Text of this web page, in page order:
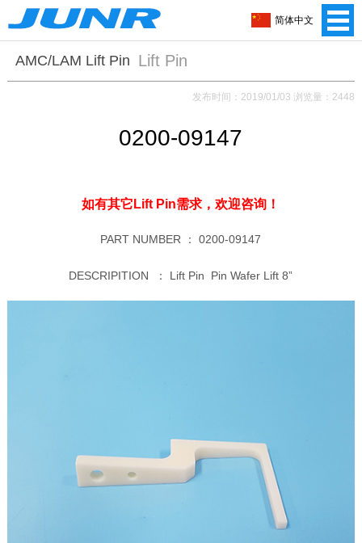
AMC/LAM Lift Pin Lift Pin
发布时间：2019/01/03 浏览量：2448
0200-09147
如有其它Lift Pin需求，欢迎咨询！
PART NUMBER ：0200-09147
DESCRIPITION ： Lift Pin Pin Wafer Lift 8”
简体中文